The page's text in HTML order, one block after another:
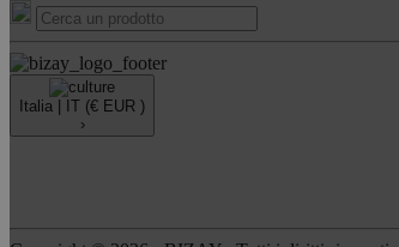
Italia | IT (€ EUR )
›